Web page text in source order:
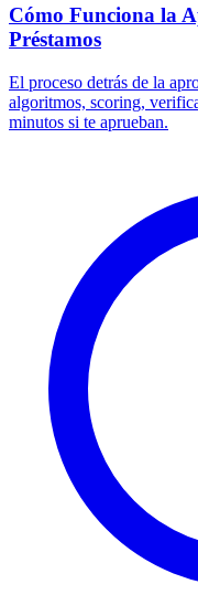
Cómo Funciona la
Préstamos
El proceso detrás de la
algoritmos, scoring,
minutos si te aprueban.